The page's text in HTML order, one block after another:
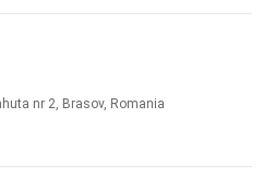
nr 2, Brasov, Romania